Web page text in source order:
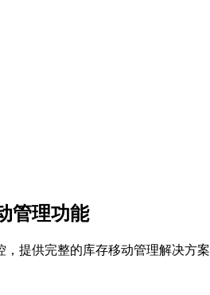
管理功能
，提供完整的库存移动管理解决方案